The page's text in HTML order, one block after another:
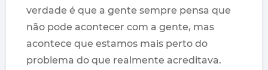
verdade é que a gente sempre pensa que
não pode acontecer com a gente, mas
acontece que estamos mais perto do
problema do que realmente acreditava.